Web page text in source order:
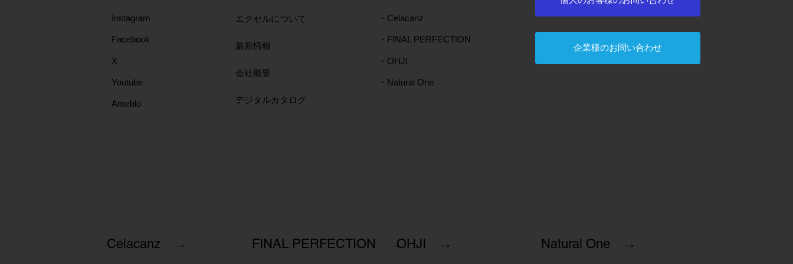
Instagram
Facebook
X
Youtube
Ameblo
エクセルについて
最新情報
会社概要
​デジタルカタログ
・Celacanz
・FINAL PERFECTION
・OHJI
・Natural One
Celacanz → FINAL PERFECTION →OHJI → Natural One →
企業様のお問い合わせ